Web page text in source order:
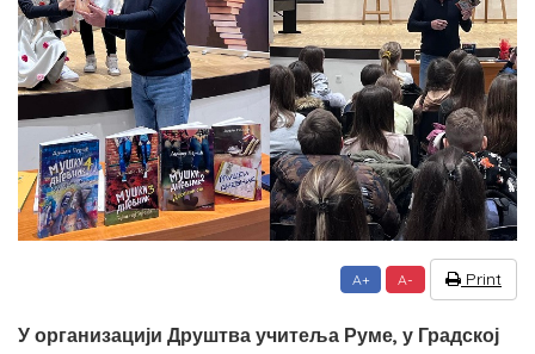
A+ A- Print
У организацији Друштва учитеља Руме, у Градској